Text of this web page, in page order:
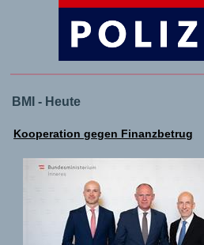
BMI - Heute
Kooperation gegen Finanzbetrug